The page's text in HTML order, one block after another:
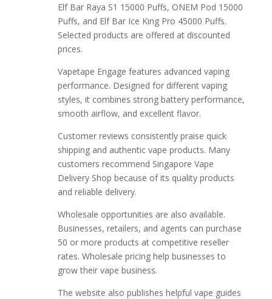
Elf Bar Raya S1 15000 Puffs, ONEM Pod 15000
Puffs, and Elf Bar Ice King Pro 45000 Puffs.
Selected products are offered at discounted
prices.
Vapetape Engage features advanced vaping
performance. Designed for different vaping
styles, it combines strong battery performance,
smooth airflow, and excellent flavor.
Customer reviews consistently praise quick
shipping and authentic vape products. Many
customers recommend Singapore Vape
Delivery Shop because of its quality products
and reliable delivery.
Wholesale opportunities are also available.
Businesses, retailers, and agents can purchase
50 or more products at competitive reseller
rates. Wholesale pricing help businesses to
grow their vape business.
The website also publishes helpful vape guides